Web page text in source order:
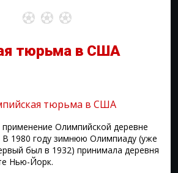
тюрьма в США
Олимпийской деревне
1980 году зимнюю Олимпиаду (уже
был в 1932) принимала деревня
Нью-Йорк.